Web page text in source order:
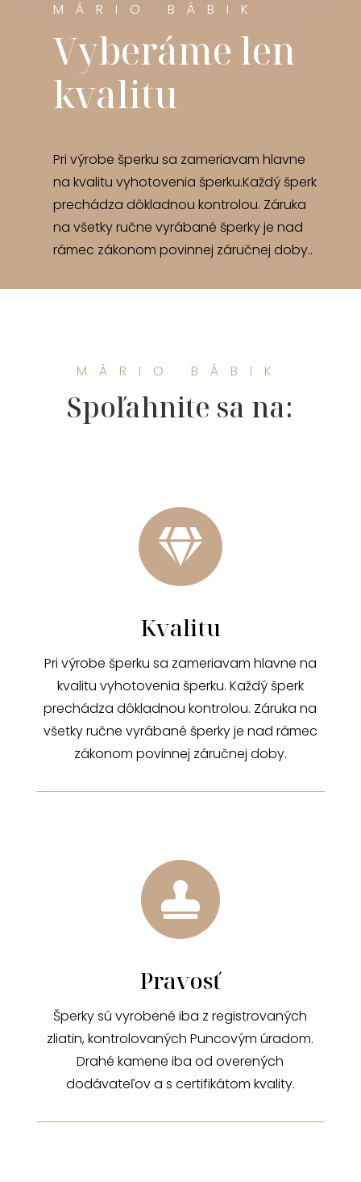
MÁRIO BÁBIK
Vyberáme len
kvalitu
Pri výrobe šperku sa zameriavam hlavne
na kvalitu vyhotovenia šperku.Každý šperk
prechádza dôkladnou kontrolou. Záruka
na všetky ručne vyrábané šperky je nad
rámec zákonom povinnej záručnej doby..
MÁRIO BÁBIK
Spoľahnite sa na:

Kvalitu
Pri výrobe šperku sa zameriavam hlavne na
kvalitu vyhotovenia šperku. Každý šperk
prechádza dôkladnou kontrolou. Záruka na
všetky ručne vyrábané šperky je nad rámec
zákonom povinnej záručnej doby.

Pravosť
Šperky sú vyrobené iba z registrovaných
zliatin, kontrolovaných Puncovým úradom.
Drahé kamene iba od overených
dodávateľov a s certifikátom kvality.